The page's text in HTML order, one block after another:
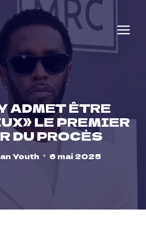
ADMET ÊTRE
LE PREMIER
DU PROCÈS
Youth 6 mai 2025